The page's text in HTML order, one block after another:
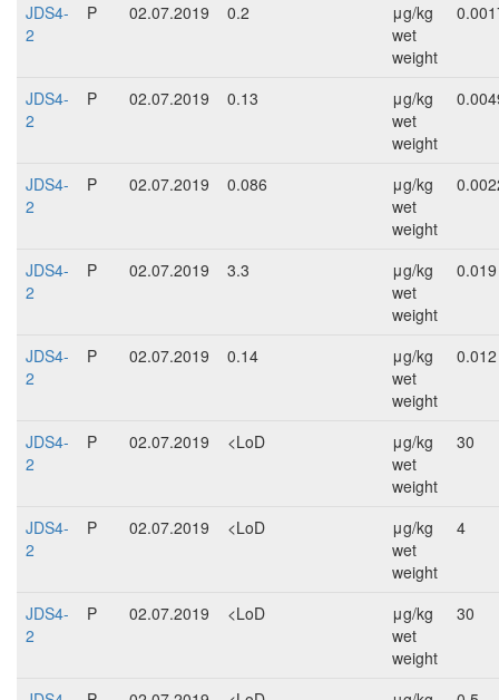
JDS4-
2
P 02.07.2019 0.2
μg/kg
wet
weight
JDS4-
2
P 02.07.2019 0.13
μg/kg
wet
weight
JDS4-
2
P 02.07.2019 0.086
μg/kg
wet
weight
JDS4-
2
P 02.07.2019 3.3
μg/kg
wet
weight
0.019
JDS4-
2
P 02.07.2019 0.14
μg/kg
wet
weight
0.012
JDS4-
2
P 02.07.2019 <LoD
μg/kg
wet
weight
30
JDS4-
2
P 02.07.2019 <LoD
μg/kg
wet
weight
4
JDS4-
2
P 02.07.2019 <LoD
μg/kg
wet
weight
30